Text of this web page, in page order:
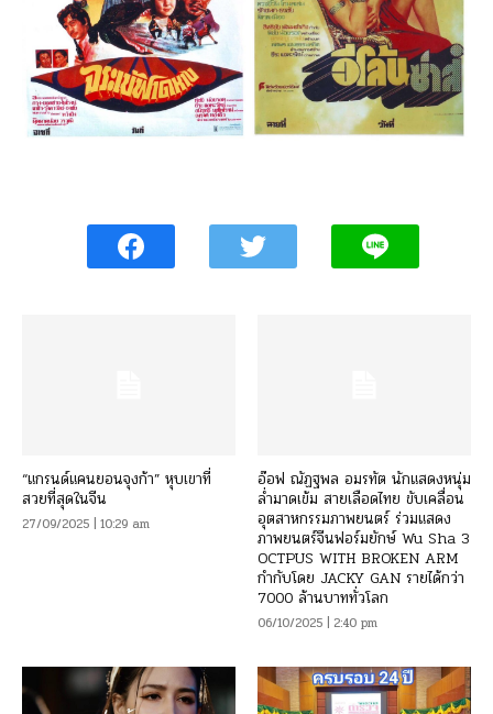
“แกรนด์แคนยอนจุงก้า” หุบเขาที่
สวยที่สุดในจีน
27/09/2025 | 10:29 am
อ๊อฟ ณัฏฐพล อมรทัต นักแสดงหนุ่ม
ล่ำมาดเข้ม สายเลือดไทย ขับเคลื่อน
อุตสาหกรรมภาพยนตร์ ร่วมแสดง
ภาพยนตร์จีนฟอร์มยักษ์ Wu Sha 3
OCTPUS WITH BROKEN ARM
กำกับโดย JACKY GAN รายได้กว่า
7000 ล้านบาททั่วโลก
06/10/2025 | 2:40 pm